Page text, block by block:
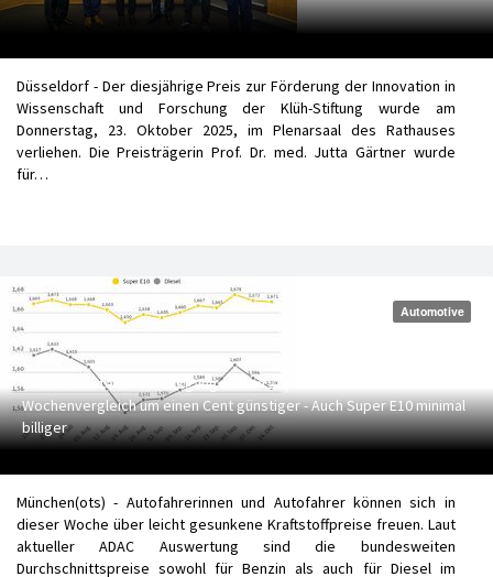
Düsseldorf - Der diesjährige Preis zur Förderung der Innovation in
Wissenschaft und Forschung der Klüh-Stiftung wurde am
Donnerstag, 23. Oktober 2025, im Plenarsaal des Rathauses
verliehen. Die Preisträgerin Prof. Dr. med. Jutta Gärtner wurde
für…
Automotive
Erneut leichter Preisrückgang an den Zapfsäulen - Diesel im
Wochenvergleich um einen Cent günstiger - Auch Super E10 minimal
billiger
München(ots) - Autofahrerinnen und Autofahrer können sich in
dieser Woche über leicht gesunkene Kraftstoffpreise freuen. Laut
aktueller ADAC Auswertung sind die bundesweiten
Durchschnittspreise sowohl für Benzin als auch für Diesel im